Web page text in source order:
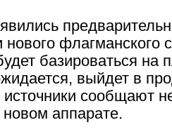
нового флагманского
базироваться на
выйдет в
источники сообщают
аппарате.